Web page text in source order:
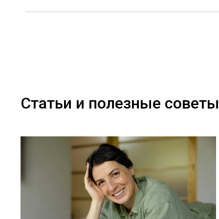
Статьи и полезные советы